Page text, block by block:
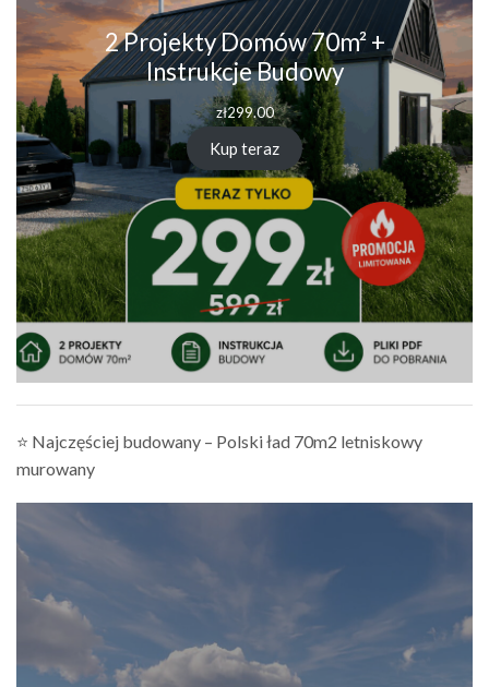
2 Projekty Domów 70m² +
Instrukcje Budowy
zł299.00
Kup teraz
⭐ Najczęściej budowany – Polski ład 70m2 letniskowy
murowany